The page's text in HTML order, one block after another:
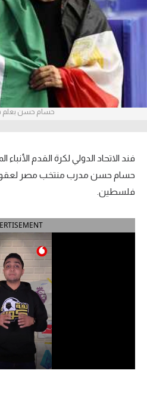
آراء حرة
ركن الألعاب
بطولات
أمريكا 2026
الدوري الإنجليزي الممتاز
الدوري الإسباني
الدوري السعودي للمحترفين
دوري أبطال إفريقيا
حسام حسن
فند الاتحاد الدولي لكرة القدم
حسام حسن مدرب منتخب مصر
فلسطين.